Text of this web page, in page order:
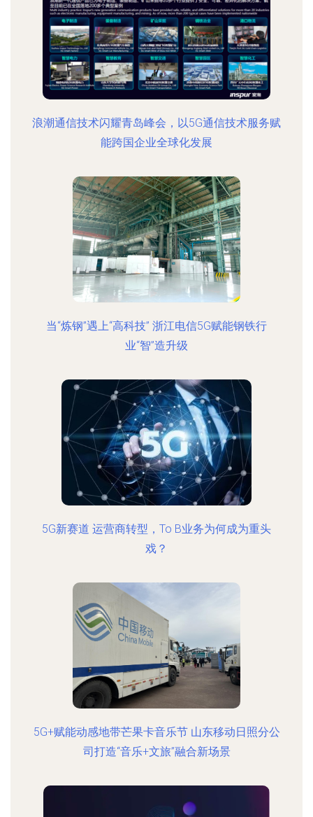
浪潮通信技术闪耀青岛峰会，以5G通信技术服务赋
能跨国企业全球化发展
当“炼钢”遇上“高科技” 浙江电信5G赋能钢铁行
业“智”造升级
5G新赛道 运营商转型，To B业务为何成为重头
戏？
5G+赋能动感地带芒果卡音乐节 山东移动日照分公
司打造“音乐+文旅”融合新场景